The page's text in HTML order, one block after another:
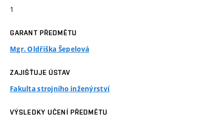
1
GARANT PŘEDMĚTU
Mgr. Oldřiška Šepelová
ZAJIŠŤUJE ÚSTAV
Fakulta strojního inženýrství
VÝSLEDKY UČENÍ PŘEDMĚTU